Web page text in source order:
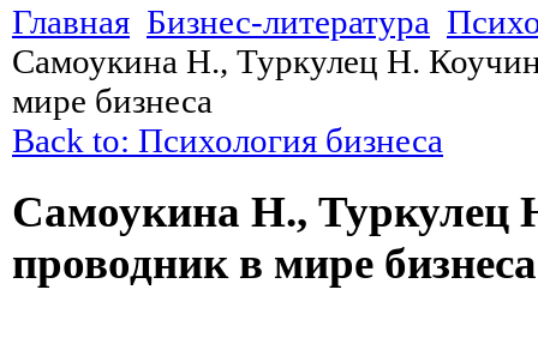
Главная Бизнес-литература
Самоукина Н., Туркулец Н.
мире бизнеса
Back to: Психология бизнеса
Самоукина Н., Туркулец
проводник в мире бизнеса